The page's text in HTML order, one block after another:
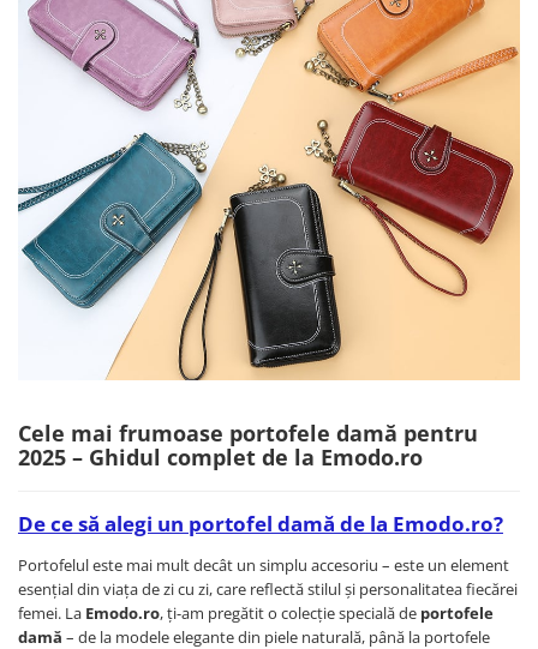
Cele mai frumoase portofele damă pentru
2025 – Ghidul complet de la Emodo.ro
De ce să alegi un portofel damă de la Emodo.ro?
Portofelul este mai mult decât un simplu accesoriu – este un element
esențial din viața de zi cu zi, care reflectă stilul și personalitatea fiecărei
femei. La Emodo.ro, ți-am pregătit o colecție specială de portofele
damă – de la modele elegante din piele naturală, până la portofele